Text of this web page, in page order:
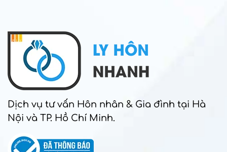
Dịch vụ tư vấn Hôn nhân & Gia đình tại Hà
Nội và TP. Hồ Chí Minh.